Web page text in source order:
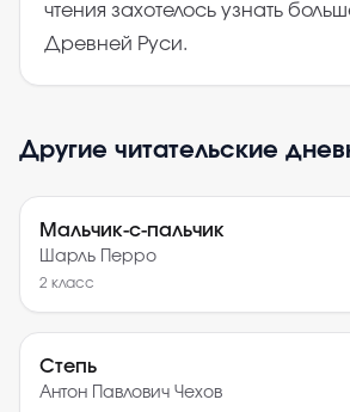
чтения захотелось узнать
Древней Руси.
Другие читательские
Мальчик-с-пальчик
Шарль Перро
2 класс
Степь
Антон Павлович Чехов